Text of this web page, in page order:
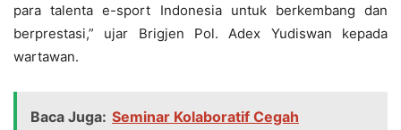
para talenta e-sport Indonesia untuk berkembang dan
berprestasi,” ujar Brigjen Pol. Adex Yudiswan kepada
wartawan.
Baca Juga: Seminar Kolaboratif Cegah